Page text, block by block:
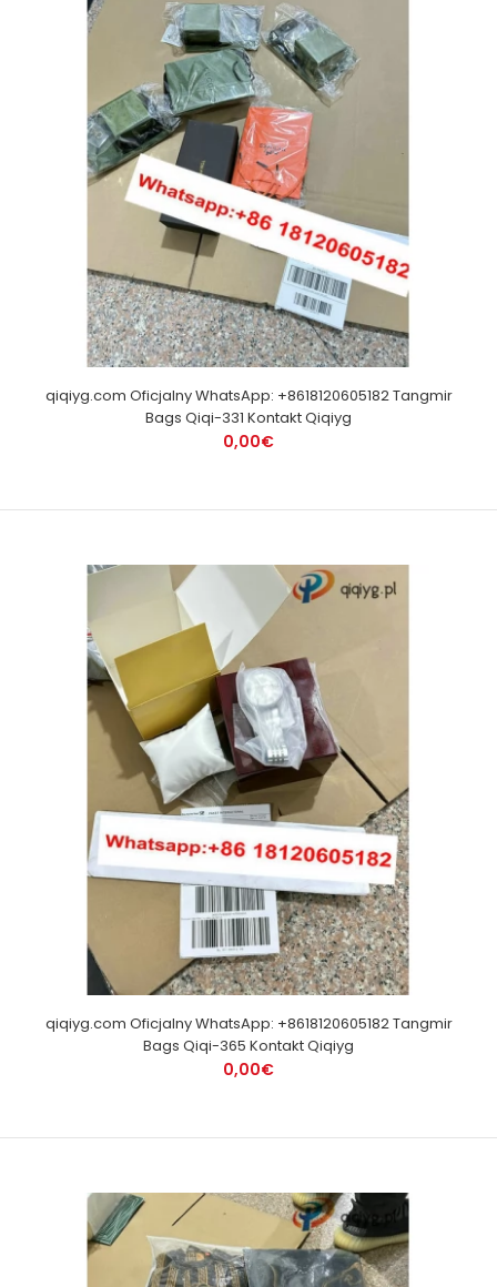
qiqiyg.com Oficjalny WhatsApp: +8618120605182 Tangmir
Bags Qiqi-331 Kontakt Qiqiyg
0,00€
qiqiyg.com Oficjalny WhatsApp: +8618120605182 Tangmir
Bags Qiqi-365 Kontakt Qiqiyg
0,00€